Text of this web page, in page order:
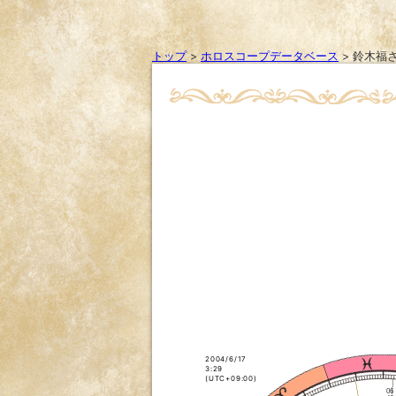
トップ>ホロスコープデータベース > 鈴木福
2004/6/17
3:29
(UTC+09:00)
06